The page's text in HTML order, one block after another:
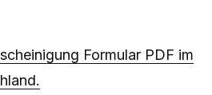
Formular PDF im